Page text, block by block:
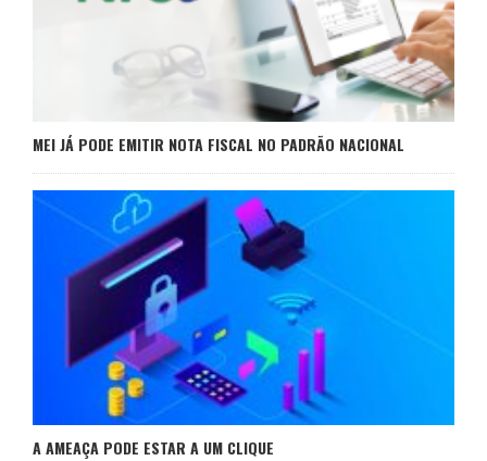
MEI JÁ PODE EMITIR NOTA FISCAL NO PADRÃO NACIONAL
A AMEAÇA PODE ESTAR A UM CLIQUE